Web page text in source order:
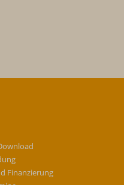
Finanzierung